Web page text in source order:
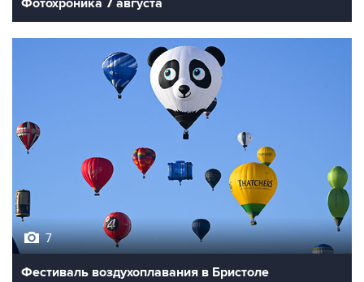
Фотохроника 7 августа
7
Фестиваль воздухоплавания в Бристоле